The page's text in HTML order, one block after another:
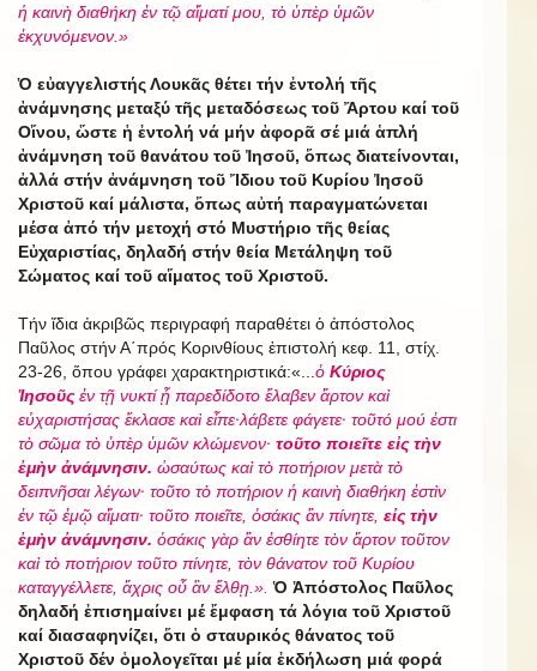
ἡ καινὴ διαθήκη ἐν τῷ αἵματί μου, τὸ ὑπὲρ ὑμῶν
ἐκχυνόμενον.»
Ὁ εὐαγγελιστής Λουκᾶς θέτει τήν ἐντολή τῆς
ἀνάμνησης μεταξύ τῆς μεταδόσεως τοῦ Ἄρτου καί τοῦ
Οἴνου, ὥστε ἡ ἐντολή νά μήν ἀφορᾶ σέ μιά ἁπλή
ἀνάμνηση τοῦ θανάτου τοῦ Ἰησοῦ, ὅπως διατείνονται,
ἀλλά στήν ἀνάμνηση τοῦ Ἴδιου τοῦ Κυρίου Ἰησοῦ
Χριστοῦ καί μάλιστα, ὅπως αὐτή παραγματώνεται
μέσα ἀπό τήν μετοχή στό Μυστήριο τῆς θείας
Εὐχαριστίας, δηλαδή στήν θεία Μετάληψη τοῦ
Σώματος καί τοῦ αἵματος τοῦ Χριστοῦ.
Τήν ἴδια ἀκριβῶς περιγραφή παραθέτει ὁ ἀπόστολος
Παῦλος στήν Α΄πρός Κορινθίους ἐπιστολή κεφ. 11, στίχ.
23-26, ὅπου γράφει χαρακτηριστικά:«... ὁ Κύριος
Ἰησοῦςἐν τῇ νυκτί ᾗ παρεδίδοτο ἔλαβεν ἄρτον καὶ
εὐχαριστήσας ἔκλασε καὶ εἶπε·λάβετε φάγετε· τοῦτό μού ἐστι
τὸ σῶμα τὸ ὑπὲρ ὑμῶν κλώμενον· τοῦτο ποιεῖτε εἰς τὴν
ἐμὴν ἀνάμνησιν. ὡσαύτως καὶ τὸ ποτήριον μετὰ τὸ
δειπνῆσαι λέγων· τοῦτο τὸ ποτήριον ἡ καινὴ διαθήκη ἐστὶν
ἐν τῷ ἐμῷ αἵματι· τοῦτο ποιεῖτε, ὁσάκις ἂν πίνητε, εἰς τὴν
ἐμὴν ἀνάμνησιν. ὁσάκις γὰρ ἂν ἐσθίητε τὸν ἄρτον τοῦτον
καὶ τὸ ποτήριον τοῦτο πίνητε, τὸν θάνατον τοῦ Κυρίου
καταγγέλλετε, ἄχρις οὗ ἂν ἔλθῃ.».Ὁ Ἀπόστολος Παῦλος
δηλαδή ἐπισημαίνει μέ ἔμφαση τά λόγια τοῦ Χριστοῦ
καί διασαφηνίζει, ὅτι ὁ σταυρικός θάνατος τοῦ
Χριστοῦ δέν ὁμολογεῖται μέ μία ἐκδήλωση μιά φορά